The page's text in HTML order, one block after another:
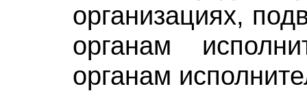
организациях,
органам
органам